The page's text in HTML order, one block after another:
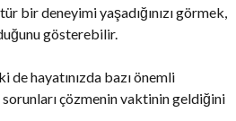
bir deneyimi yaşadığınızı görmek,
gösterebilir.
hayatınızda bazı önemli
çözmenin vaktinin geldiğini